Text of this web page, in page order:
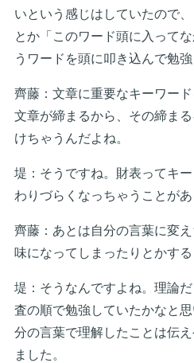
いという感じはしていたので
とか「このワード頭に入って
うワードを頭に叩き込んで勉強
齊藤：文章に重要なキーワード
文章が締まるから、その締ま
けちゃうんだよね。
堤：そうですね。財表ってキ
わりづらくなっちゃうことがあ
齊藤：あとは自分の言葉に変
味になってしまったりとかする
堤：そうなんですよね。理論
査の順で勉強していたかなと
分の言葉で理解したことは伝
ました。